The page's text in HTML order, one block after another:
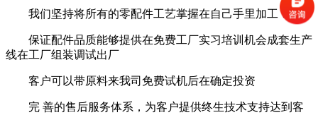
我们坚持将所有的零配件工艺掌握在自己手里加工！
保证配件品质能够提供在免费工厂实习培训机会成套生产
线在工厂组装调试出厂
客户可以带原料来我司免费试机后在确定投资
完 善的售后服务体系，为客户提供终生技术支持达到客